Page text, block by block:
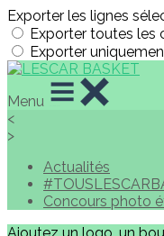
Exporter les lignes
Exporter toutes les
Exporter
Menu
<
>
Actualités
Concours photo